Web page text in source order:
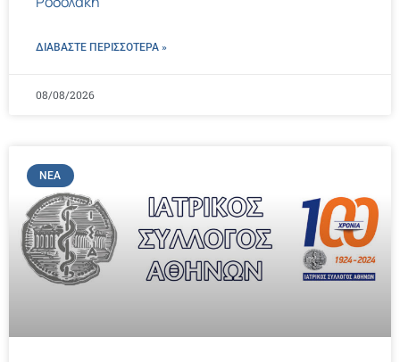
ΔΙΑΒΑΣΤΕ ΠΕΡΙΣΣΌΤΕΡΑ »
08/08/2026
ΝΈΑ